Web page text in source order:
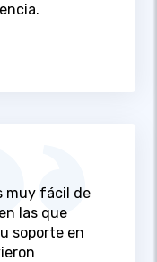
muy fácil de
las que
soporte en